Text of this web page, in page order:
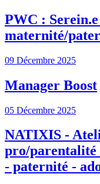
PWC :
maternité/
09 Décembre 2025
Manager Boost
05 Décembre 2025
NATIXIS -
pro/parentalité
- paternité -